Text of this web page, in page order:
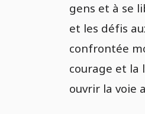
gens et à se
et les défis
confrontée
courage et la
ouvrir la voie